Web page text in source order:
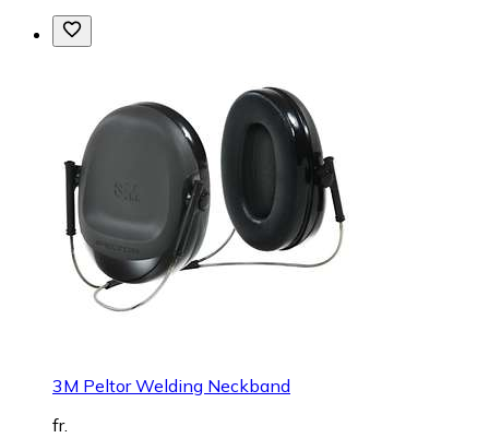
3M Peltor Welding Neckband
fr.